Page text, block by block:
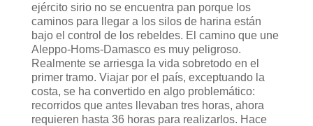
ejército sirio no se encuentra pan porque los
caminos para llegar a los silos de harina están
bajo el control de los rebeldes. El camino que une
Aleppo-Homs-Damasco es muy peligroso.
Realmente se arriesga la vida sobretodo en el
primer tramo. Viajar por el país, exceptuando la
costa, se ha convertido en algo problemático:
recorridos que antes llevaban tres horas, ahora
requieren hasta 36 horas para realizarlos. Hace